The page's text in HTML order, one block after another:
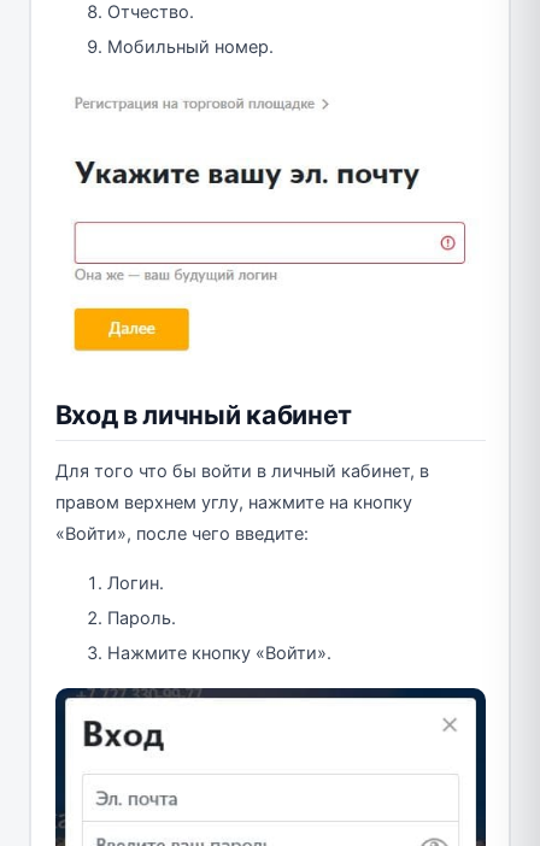
Отчество.
Мобильный номер.
Вход в личный кабинет
Для того что бы войти в личный кабинет, в
правом верхнем углу, нажмите на кнопку
«Войти», после чего введите:
Логин.
Пароль.
Нажмите кнопку «Войти».